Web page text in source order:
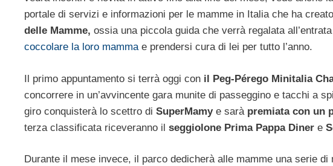
portale di servizi e informazioni per le mamme in Italia che ha
delle Mamme, ossia una piccola guida che verrà regalata
coccolare la loro mamma e prendersi cura di lei per tutto l’anno.
Il primo appuntamento si terrà oggi con il Peg-Pérego Minitalia
concorrere in un’avvincente gara munite di passeggino e tacchi a
giro conquisterà lo scettro di SuperMamye sarà premiata con un
terza classificata riceveranno il seggiolone Prima Pappa Diner e
Durante il mese invece, il parco dedicherà alle mamme una serie di